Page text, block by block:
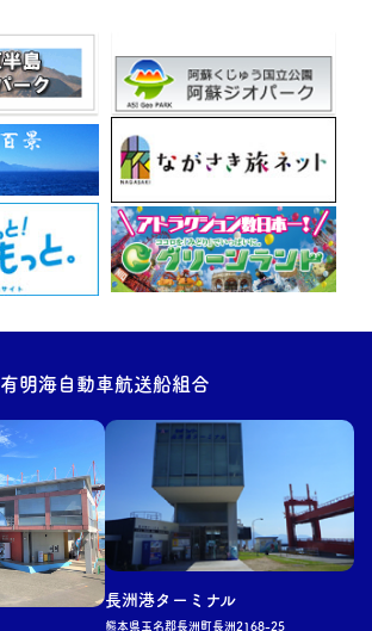
有明海自動車航送船組合
長洲港ターミナル
熊本県玉名郡長洲 町長洲2168-25